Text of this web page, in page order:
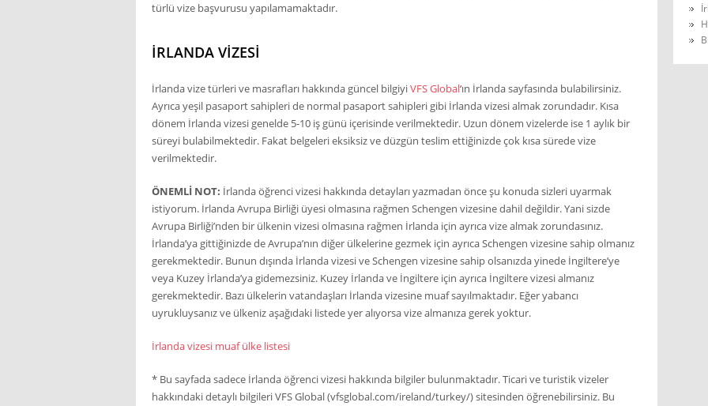
türlü vize başvurusu yapılamamaktadır.
İRLANDA VIZESI
İrlanda vize türleri ve masrafları hakkında güncel bilgiyiVFS Global‘ın İrlanda sayfasında bulabilirsiniz.
Ayrıca yeşil pasaport sahipleri de normal pasaport sahipleri gibi İrlanda vizesi almak zorundadır. Kısa
dönem İrlanda vizesi genelde 5-10 iş günü içerisinde verilmektedir. Uzun dönem vizelerde ise 1 aylık bir
süreyi bulabilmektedir. Fakat belgeleri eksiksiz ve düzgün teslim ettiğinizde çok kısa sürede vize
verilmektedir.
ÖNEMLİ NOT: İrlanda öğrenci vizesi hakkında detayları yazmadan önce şu konuda sizleri uyarmak
istiyorum. İrlanda Avrupa Birliği üyesi olmasına rağmen Schengen vizesine dahil değildir. Yani sizde
Avrupa Birliği’nden bir ülkenin vizesi olmasına rağmen İrlanda için ayrıca vize almak zorundasınız.
İrlanda’ya gittiğinizde de Avrupa’nın diğer ülkelerine gezmek için ayrıca Schengen vizesine sahip olmanız
gerekmektedir. Bunun dışında İrlanda vizesi ve Schengen vizesine sahip olsanızda yinede İngiltere’ye
veya Kuzey İrlanda’ya gidemezsiniz. Kuzey İrlanda ve İngiltere için ayrıca İngiltere vizesi almanız
gerekmektedir. Bazı ülkelerin vatandaşları İrlanda vizesine muaf sayılmaktadır. Eğer yabancı
uyrukluysanız ve ülkeniz aşağıdaki listede yer alıyorsa vize almanıza gerek yoktur.
İrlanda vizesi muaf ülke listesi
* Bu sayfada sadece İrlanda öğrenci vizesi hakkında bilgiler bulunmaktadır. Ticari ve turistik vizeler
hakkındaki detaylı bilgileri VFS Global (vfsglobal.com/ireland/turkey/) sitesinden öğrenebilirsiniz. Bu